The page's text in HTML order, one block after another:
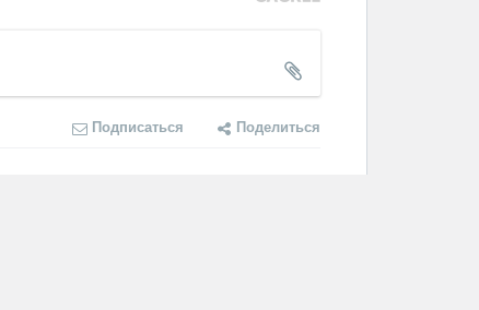
Подписаться Поделиться